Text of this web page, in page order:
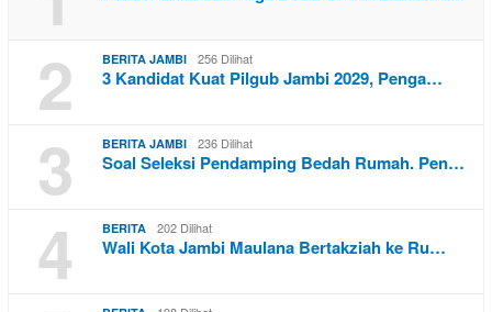
2 BERITA JAMBI 256 Dilihat
3 Kandidat Kuat Pilgub Jambi 2029, Penga…
3 BERITA JAMBI 236 Dilihat
Soal Seleksi Pendamping Bedah Rumah. Pen…
4 BERITA 202 Dilihat
Wali Kota Jambi Maulana Bertakziah ke Ru…